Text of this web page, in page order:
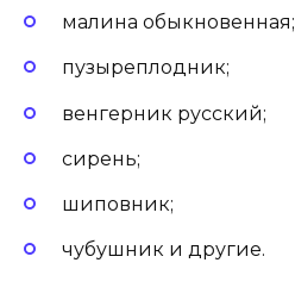
малина обыкновенная;
пузыреплодник;
венгерник русский;
сирень;
шиповник;
чубушник и другие.